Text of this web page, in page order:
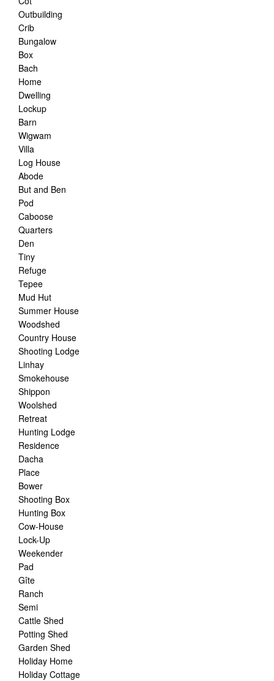
Outbuilding
Crib
Bungalow
Box
Bach
Home
Dwelling
Lockup
Barn
Wigwam
Villa
Log House
Abode
But and Ben
Pod
Caboose
Quarters
Den
Tiny
Refuge
Tepee
Mud Hut
Summer House
Woodshed
Country House
Shooting Lodge
Linhay
Smokehouse
Shippon
Woolshed
Retreat
Hunting Lodge
Residence
Dacha
Place
Bower
Shooting Box
Hunting Box
Cow-House
Lock-Up
Weekender
Pad
Gîte
Ranch
Semi
Cattle Shed
Potting Shed
Garden Shed
Holiday Home
Holiday Cottage